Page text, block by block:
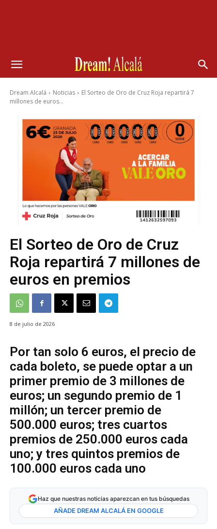
Dream Alcalá Noticias
El Sorteo de Oro de Cruz Roja repartirá 7
millones de euros...
El Sorteo de Oro de Cruz
Roja repartirá 7 millones de
euros en premios
8 de julio de 2026
Por tan solo 6 euros, el precio de
cada boleto, se puede optar a un
primer premio de 3 millones de
euros; un segundo premio de 1
millón; un tercer premio de
500.000 euros; tres cuartos
premios de 250.000 euros cada
uno; y tres quintos premios de
100.000 euros cada uno
Haz que nuestras noticias aparezcan en tus búsquedas
AÑADE DREAM ALCALÁ EN GOOGLE